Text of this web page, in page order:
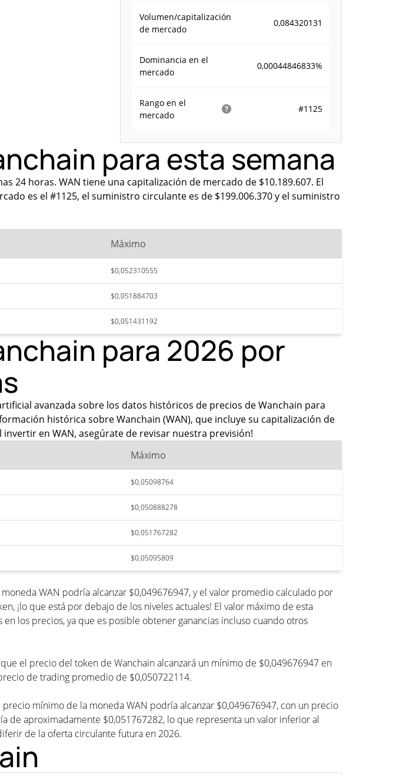
Volumen/capitalización
de mercado
0,084320131
Dominancia en el
mercado
0,00044846833%
Rango en el
mercado
#1125
para esta semana
24 horas. WAN tiene una capitalización de mercado de $10.189.607. El
es el #1125, el suministro circulante es de $199.006.370 y el suministro
Máximo
$0,052310555
$0,051884703
$0,051431192
para 2026 por
avanzada sobre los datos históricos de precios de Wanchain para
histórica sobre Wanchain (WAN), que incluye su capitalización de
en WAN, asegúrate de revisar nuestra previsión!
Máximo
$0,05098764
$0,050888278
$0,051767282
$0,05095809
WAN podría alcanzar $0,049676947, y el valor promedio calculado por
¡lo que está por debajo de los niveles actuales! El valor máximo de esta
los precios, ya que es posible obtener ganancias incluso cuando otros
el precio del token de Wanchain alcanzará un mínimo de $0,049676947 en
de trading promedio de $0,050722114.
mínimo de la moneda WAN podría alcanzar $0,049676947, con un precio
de aproximadamente $0,051767282, lo que representa un valor inferior al
de la oferta circulante futura en 2026.